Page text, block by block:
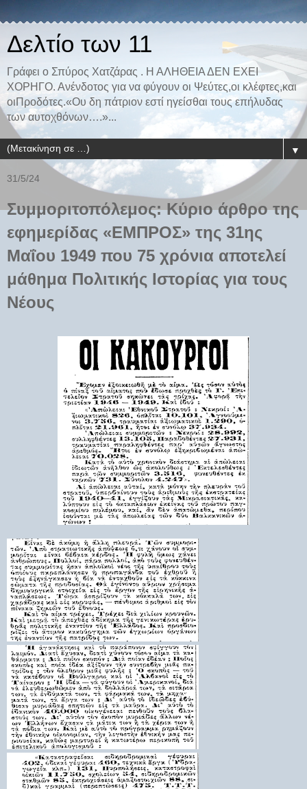
Δελτίο των 11
Γράφει ο Σπύρος Χατζάρας . Η ΑΛΗΘΕΙΑ ΔΕΝ ΕΧΕΙ
ΧΟΡΗΓΟ. Ανένδοτος για να φύγουν οι Ψεύτες,οι κλέφτες,και
οιΠροδότες.«Ου δη πάτριον εστί ηγείσθαι τους επήλυδας
των αυτοχθόνων….»...
▼
31/5/24
Συμμοριτοπόλεμος: Κύριο άρθρο της
εφημερίδας «ΕΜΠΡΟΣ» της 31ης
Μαΐου 1949 που 75 χρόνια αποτελεί
μάθημα Πολιτικής Ιστορίας για τους
Νέους